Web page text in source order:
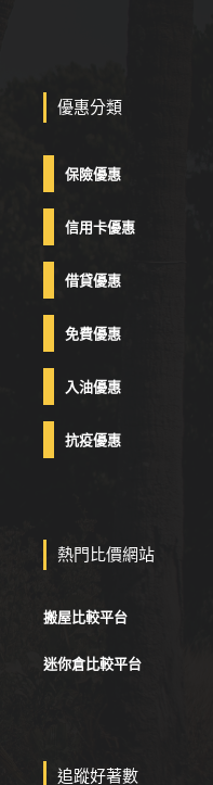
優惠分類
保險優惠
信用卡優惠
借貸優惠
免費優惠
入油優惠
抗疫優惠
熱門比價網站
搬屋比較平台
迷你倉比較平台
追蹤好著數